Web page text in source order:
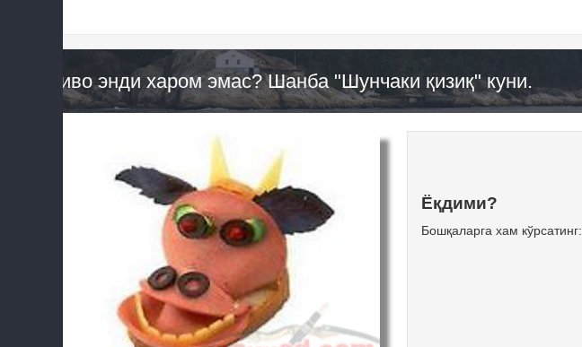
Пиво энди харом эмас? Шанба "Шунчаки қизиқ" куни.
Ёқдими?
Бошқаларга хам кўрсатинг: